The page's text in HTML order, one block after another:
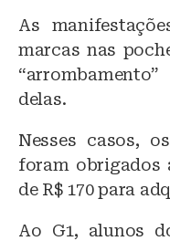
As
marcas nas
delas.
Nesses casos,
foram obrigados
de R$ 170 para
Ao G1, alunos